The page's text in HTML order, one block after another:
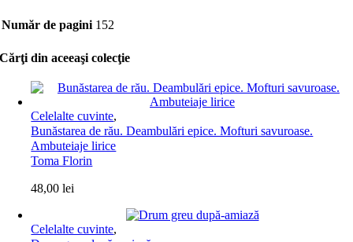
Număr de pagini 152
Cărţi din aceeaşi colecţie
Celelalte cuvinte,
Bunăstarea de rău. Deambulări epice. Mofturi savuroase.
Ambuteiaje lirice
Toma Florin
48,00lei
Celelalte cuvinte,